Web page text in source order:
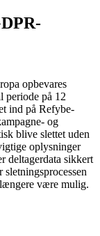
opbevares
periode på 12
ind på Refybe-
og
blive slettet uden
oplysninger
deltagerdata sikkert
være mulig.